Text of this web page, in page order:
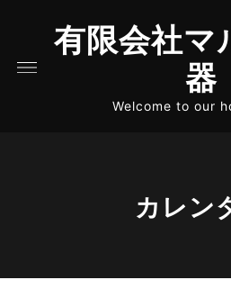
有限会社マ
器
Welcome to our
カレン